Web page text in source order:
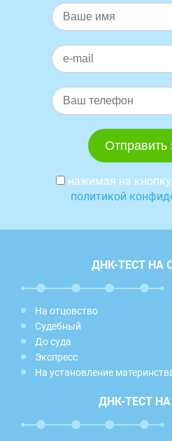
нажимая на
политикой
ДНК-ТЕСТ НА
На отцовство
Судебный
До суда
Экспресс
На установление
ДНК-ТЕСТ